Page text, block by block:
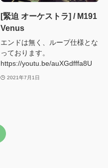
[緊迫 オーケストラ] / M191
Venus
エンドは無く、ループ仕様とな
っております。
https://youtu.be/auXGdfffa8U
2021年7月1日